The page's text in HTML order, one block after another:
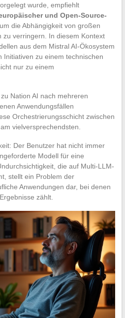
wurde, empfiehlt
und Open-Source-
um die Abhängigkeit von großen
zu verringern. In diesem Kontext
aus dem Mistral AI-Ökosystem
Initiativen zu einem technischen
nur zu einem
Nation AI nach mehreren
Anwendungsfällen
Orchestrierungsschicht zwischen
vielversprechendsten.
Der Benutzer hat nicht immer
Modell für eine
die auf Multi-LLM-
stellt ein Problem der
Anwendungen dar, bei denen
zählt.